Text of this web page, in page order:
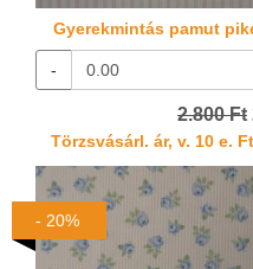
Gyerekmintás pamut
-
2.800 Ft
Törzsvásárl. ár, v. 10 e.
- 20%